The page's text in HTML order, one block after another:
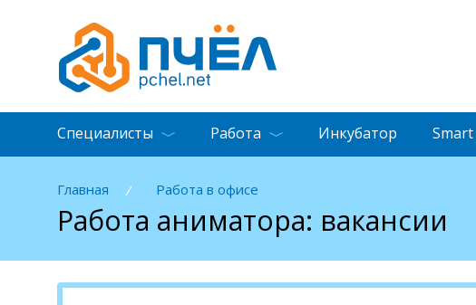
Главная / Работа в офисе
Работа аниматора: вакансии
Специалисты Работа Инкубатор Smart